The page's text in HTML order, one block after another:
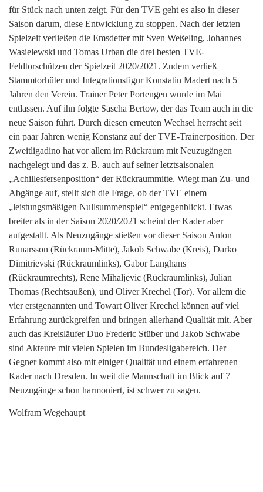
für Stück nach unten zeigt. Für den TVE geht es also in dieser
Saison darum, diese Entwicklung zu stoppen. Nach der letzten
Spielzeit verließen die Emsdetter mit Sven Weßeling, Johannes
Wasielewski und Tomas Urban die drei besten TVE-
Feldtorschützen der Spielzeit 2020/2021. Zudem verließ
Stammtorhüter und Integrationsfigur Konstatin Madert nach 5
Jahren den Verein. Trainer Peter Portengen wurde im Mai
entlassen. Auf ihn folgte Sascha Bertow, der das Team auch in die
neue Saison führt. Durch diesen erneuten Wechsel herrscht seit
ein paar Jahren wenig Konstanz auf der TVE-Trainerposition. Der
Zweitligadino hat vor allem im Rückraum mit Neuzugängen
nachgelegt und das z. B. auch auf seiner letztsaisonalen
„Achillesfersenposition“ der Rückraummitte. Wiegt man Zu- und
Abgänge auf, stellt sich die Frage, ob der TVE einem
„leistungsmäßigen Nullsummenspiel“ entgegenblickt. Etwas
breiter als in der Saison 2020/2021 scheint der Kader aber
aufgestallt. Als Neuzugänge stießen vor dieser Saison Anton
Runarsson (Rückraum-Mitte), Jakob Schwabe (Kreis), Darko
Dimitrievski (Rückraumlinks), Gabor Langhans
(Rückraumrechts), Rene Mihaljevic (Rückraumlinks), Julian
Thomas (Rechtsaußen), und Oliver Krechel (Tor). Vor allem die
vier erstgenannten und Towart Oliver Krechel können auf viel
Erfahrung zurückgreifen und bringen allerhand Qualität mit. Aber
auch das Kreisläufer Duo Frederic Stüber und Jakob Schwabe
sind Akteure mit vielen Spielen im Bundesligabereich. Der
Gegner kommt also mit einiger Qualität und einem erfahrenen
Kader nach Dresden. In weit die Mannschaft im Blick auf 7
Neuzugänge schon harmoniert, ist schwer zu sagen.
Wolfram Wegehaupt